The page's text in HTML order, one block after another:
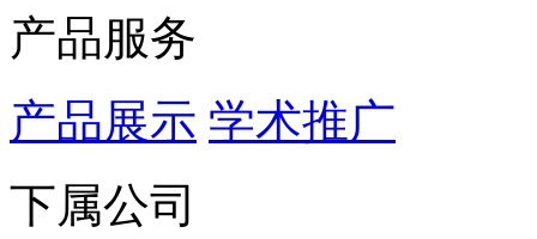
产品服务
产品展示 学术推广
下属公司